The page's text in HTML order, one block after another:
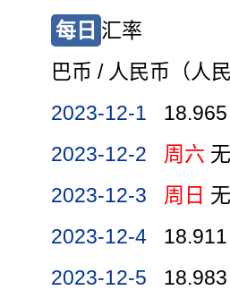
每日 汇率
巴币 / 人民币（人
2023-12-1
18.965
2023-12-2
周六 无
2023-12-3
周日 无
2023-12-4
18.911
2023-12-5
18.983